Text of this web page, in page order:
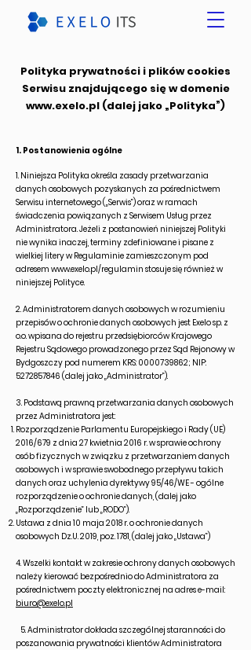
Polityka prywatności i plików cookies
Serwisu znajdującego się w domenie
www.exelo.pl (dalej jako „Polityka”)
1. Postanowienia ogólne
1. Niniejsza Polityka określa zasady przetwarzania
danych osobowych pozyskanych za pośrednictwem
Serwisu internetowego („Serwis”) oraz w ramach
świadczenia powiązanych z Serwisem Usług przez
Administratora. Jeżeli z postanowień niniejszej Polityki
nie wynika inaczej, terminy zdefiniowane i pisane z
wielkiej litery w Regulaminie zamieszczonym pod
adresem www.exelo.pl/regulamin stosuje się również w
niniejszej Polityce.
2. Administratorem danych osobowych w rozumieniu
przepisów o ochronie danych osobowych jest Exelo sp. z
o.o. wpisana do rejestru przedsiębiorców Krajowego
Rejestru Sądowego prowadzonego przez Sąd Rejonowy w
Bydgoszczy pod numerem KRS: 0000739862; NIP:
5272857846 (dalej jako „Administrator”).
3. Podstawą prawną przetwarzania danych osobowych
przez Administratora jest:
Rozporządzenie Parlamentu Europejskiego i Rady (UE)
2016/679 z dnia 27 kwietnia 2016 r. w sprawie ochrony
osób fizycznych w związku z przetwarzaniem danych
osobowych i w sprawie swobodnego przepływu takich
danych oraz uchylenia dyrektywy 95/46/WE - ogólne
rozporządzenie o ochronie danych, (dalej jako
„Rozporządzenie” lub „RODO”).
Ustawa z dnia 10 maja 2018 r. o ochronie danych
osobowych Dz.U. 2019, poz. 1781, (dalej jako „Ustawa”)
4. Wszelki kontakt w zakresie ochrony danych osobowych
należy kierować bezpośrednio do Administratora za
pośrednictwem poczty elektronicznej na adres e-mail:
biuro@exelo.pl
5. Administrator dokłada szczególnej staranności do
poszanowania prywatności klientów Administratora